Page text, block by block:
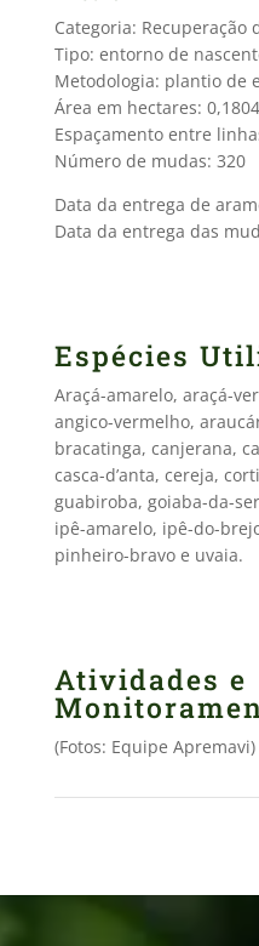
Categoria: Recuperação
Tipo: entorno de
Metodologia: plantio de
Área em hectares:
Espaçamento entre
Número de mudas: 320
Data da entrega de
Data da entrega das
Espécies
Araçá-amarelo, araçá-
angico-vermelho,
bracatinga, canjerana,
casca-d’anta, cereja,
guabiroba, goiaba-da-
ipê-amarelo, ipê-do-
pinheiro-bravo e uvaia.
Atividades e
(Fotos: Equipe Apremavi)